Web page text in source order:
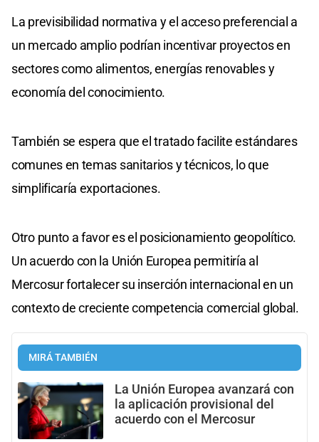
La previsibilidad normativa y el acceso preferencial a
un mercado amplio podrían incentivar proyectos en
sectores como alimentos, energías renovables y
economía del conocimiento.
También se espera que el tratado facilite estándares
comunes en temas sanitarios y técnicos, lo que
simplificaría exportaciones.
Otro punto a favor es el posicionamiento geopolítico.
Un acuerdo con la Unión Europea permitiría al
Mercosur fortalecer su inserción internacional en un
contexto de creciente competencia comercial global.
MIRÁ TAMBIÉN
La Unión Europea avanzará con
la aplicación provisional del
acuerdo con el Mercosur